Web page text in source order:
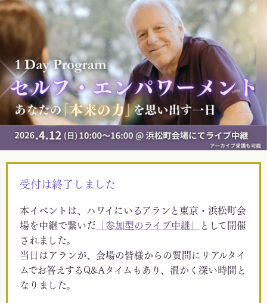
受付は終了しました
本イベントは、ハワイにいるアランと東京・浜松町会
場を中継で繋いだ 「参加型のライブ中継」
として開催
されました。
当日はアランが、会場の皆様からの質問にリアルタイ
ムでお答えするQ&Aタイムもあり、温かく深い時間と
なりました。